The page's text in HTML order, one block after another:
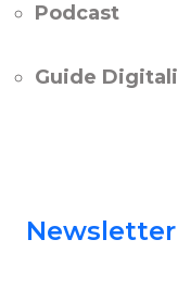
Podcast
Guide Digitali
Newsletter